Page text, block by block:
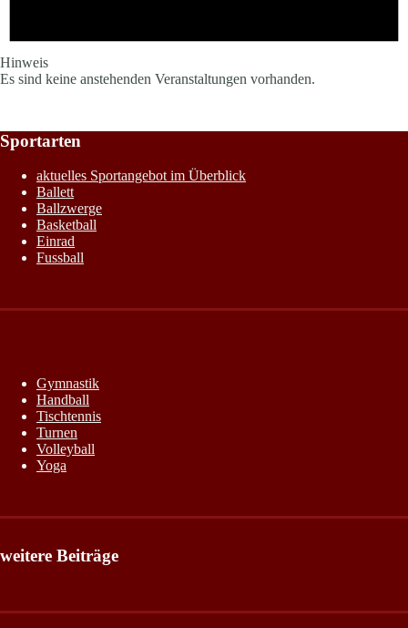
Hinweis
Es sind keine anstehenden Veranstaltungen vorhanden.
Sportarten
aktuelles Sportangebot im Überblick
Ballett
Ballzwerge
Basketball
Einrad
Fussball
Gymnastik
Handball
Tischtennis
Turnen
Volleyball
Yoga
weitere Beiträge